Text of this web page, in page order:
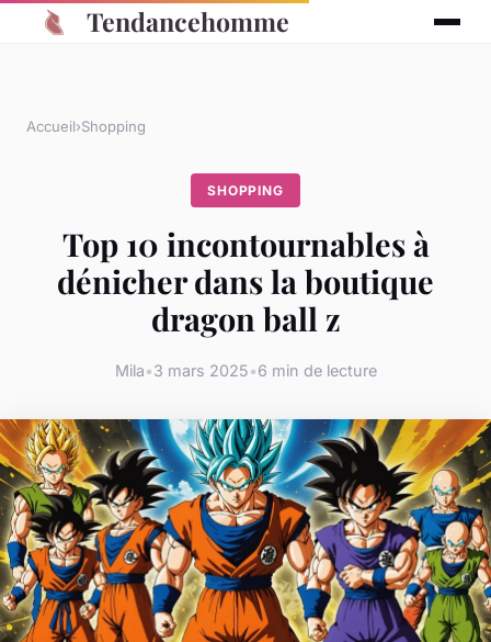
Tendancehomme
Accueil›Shopping
SHOPPING
Top 10 incontournables à
dénicher dans la boutique
dragon ball z
Mila•3 mars 2025•6 min de lecture